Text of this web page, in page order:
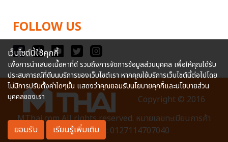
FOLLOW US
Copyright © 2016
MThai.com All rights reserved. หมายเลขทะเบียนการค้า
อิเล็กทรอนิกส์ : 0127114707040
เว็บไซต์นี้ใช้คุกกี้
เพื่อการนำเสนอเนื้อหาที่ดี รวมถึงการจัดการข้อมูลส่วนบุคคล เพื่อให้คุณได้รับ
ประสบการณ์ที่ดีบนบริการของเว็บไซต์เรา หากคุณใช้บริการเว็บไซต์นี้ต่อไปโดย
ไม่มีการปรับตั้งค่าใดๆนั้น แสดงว่าคุณยอมรับนโยบายคุกกี้และนโยบายส่วน
บุคคลของเรา
ยอมรับ เรียนรู้เพิ่มเติม